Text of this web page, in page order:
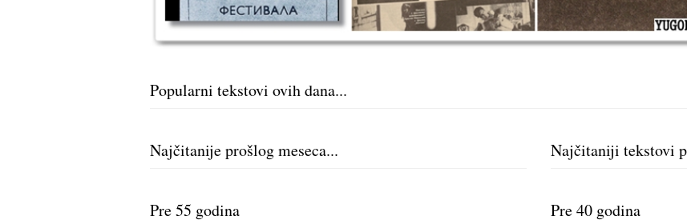
Popularni tekstovi ovih dana...
Najčitanije prošlog meseca...
Pre 55 godina
Najčitaniji tekstovi
Pre 40 godina